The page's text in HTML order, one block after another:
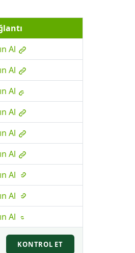
Al
Al
Al
Al
Al
Al
Al
Al
Al
KONTROL ET